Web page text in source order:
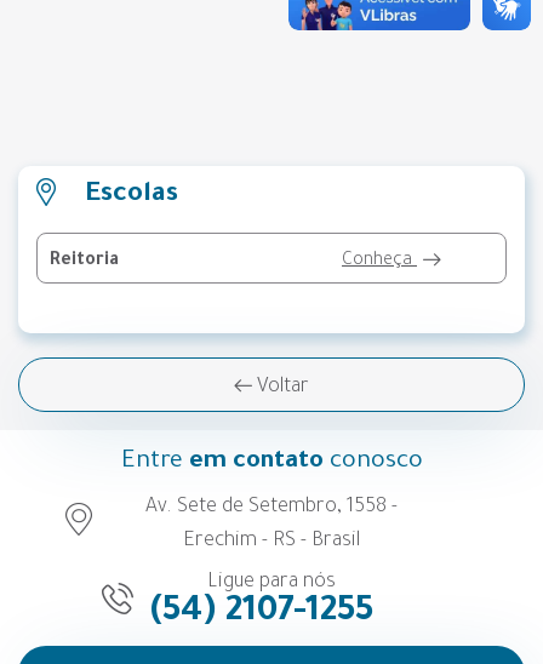
Escolas
Reitoria Conheça
Voltar
Entre em contato conosco
Av. Sete de Setembro, 1558 -
Erechim - RS - Brasil
Ligue para nós
(54) 2107-1255